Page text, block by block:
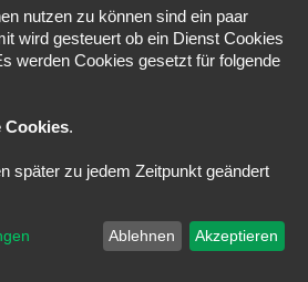
® Forum Software © phpBB Limited
|Nutzungsbedingungen
nutzen zu können sind ein paar
wird gesteuert ob ein Dienst Cookies
werden Cookies gesetzt für folgende
Cookies.
später zu jedem Zeitpunkt geändert
Ablehnen Akzeptieren